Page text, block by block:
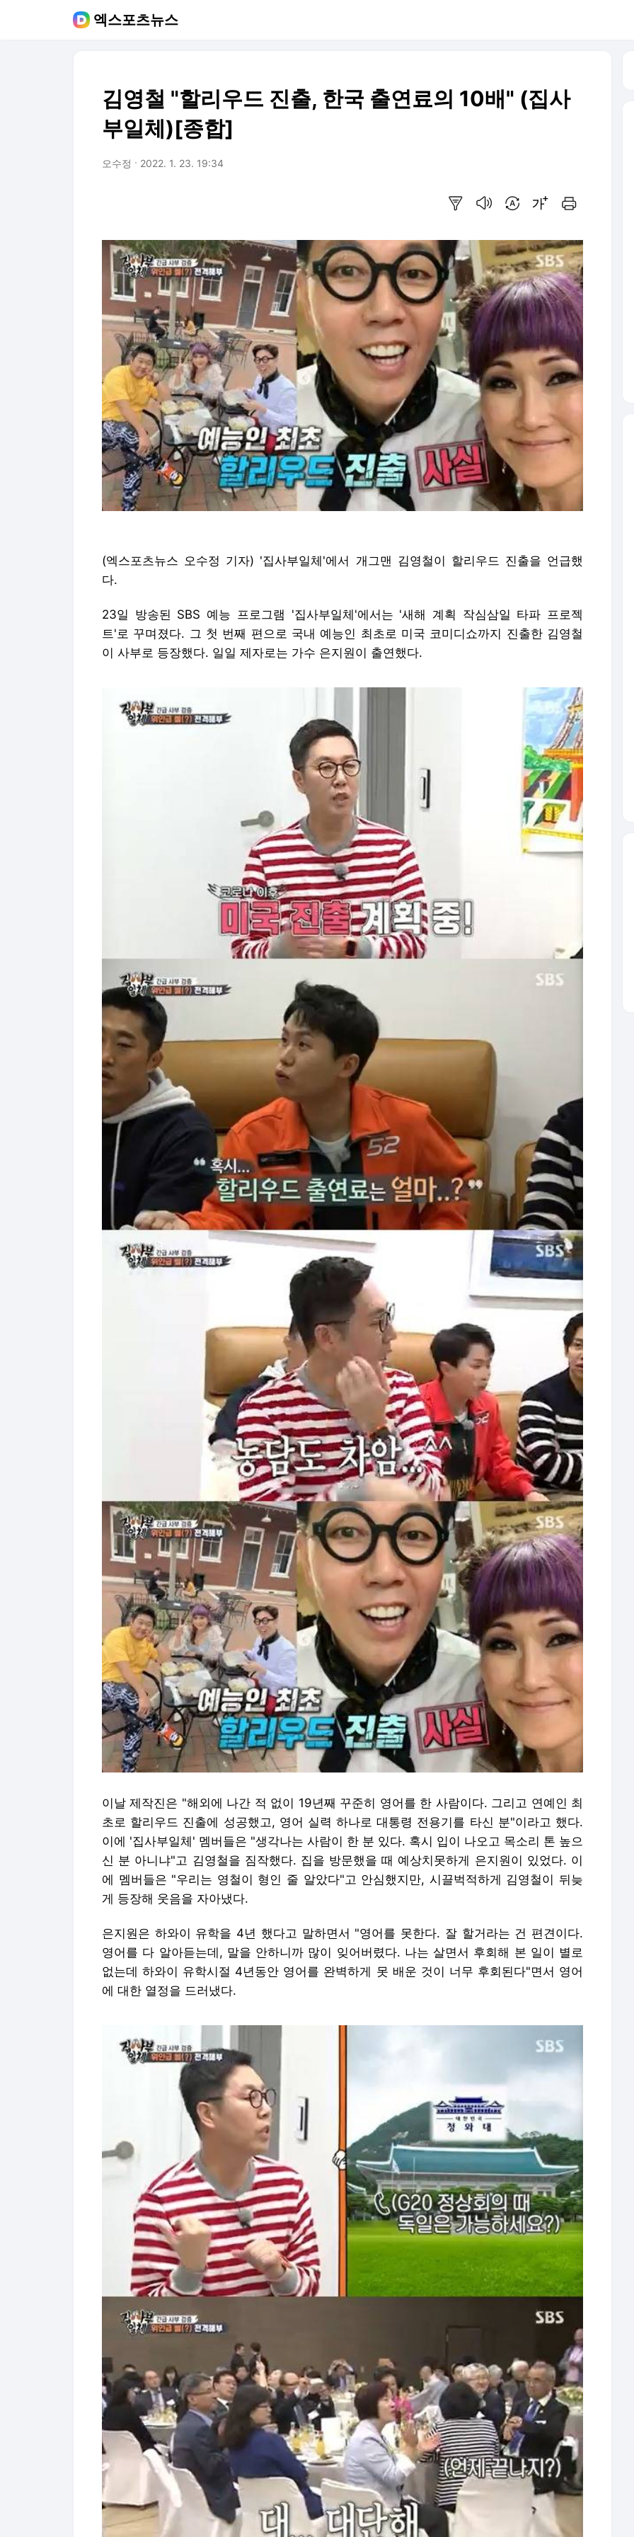
엑스포츠뉴스
김영철 "할리우드 진출, 한국 출연료의 10배" (집사
부일체)[종합]
오수정 2022. 1. 23. 19:34
(엑스포츠뉴스 오수정 기자) '집사부일체'에서 개그맨 김영철이 할리우드 진출을 언급했
다.
23일 방송된 SBS 예능 프로그램 '집사부일체'에서는 '새해 계획 작심삼일 타파 프로젝
트'로 꾸며졌다. 그 첫 번째 편으로 국내 예능인 최초로 미국 코미디쇼까지 진출한 김영철
이 사부로 등장했다. 일일 제자로는 가수 은지원이 출연했다.
이날 제작진은 "해외에 나간 적 없이 19년째 꾸준히 영어를 한 사람이다. 그리고 연예인 최
초로 할리우드 진출에 성공했고, 영어 실력 하나로 대통령 전용기를 타신 분"이라고 했다.
이에 '집사부일체' 멤버들은 "생각나는 사람이 한 분 있다. 혹시 입이 나오고 목소리 톤 높으
신 분 아니냐"고 김영철을 짐작했다. 집을 방문했을 때 예상치못하게 은지원이 있었다. 이
에 멤버들은 "우리는 영철이 형인 줄 알았다"고 안심했지만, 시끌벅적하게 김영철이 뒤늦
게 등장해 웃음을 자아냈다.
은지원은 하와이 유학을 4년 했다고 말하면서 "영어를 못한다. 잘 할거라는 건 편견이다.
영어를 다 알아듣는데, 말을 안하니까 많이 잊어버렸다. 나는 살면서 후회해 본 일이 별로
없는데 하와이 유학시절 4년동안 영어를 완벽하게 못 배운 것이 너무 후회된다"면서 영어
에 대한 열정을 드러냈다.